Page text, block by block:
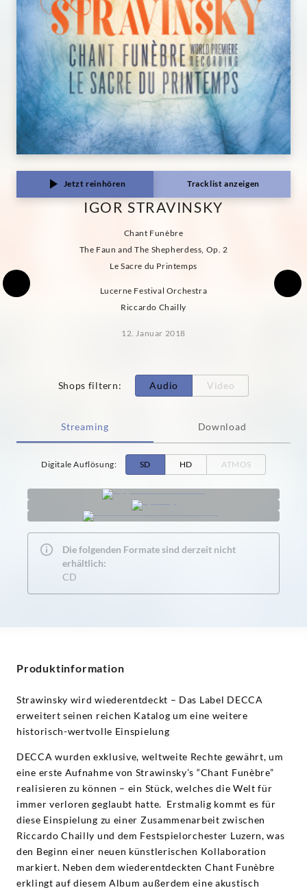
Jetzt reinhören Tracklist anzeigen
IGOR STRAVINSKY
Chant Funèbre
The Faun and The Shepherdess, Op. 2
Le Sacre du Printemps
Lucerne Festival Orchestra
Riccardo Chailly
12. Januar 2018
Shops filtern: Audio Video
Streaming Download
Digitale Auflösung: SD HD ATMOS
Die folgenden Formate sind derzeit nicht
erhältlich:
CD
Produktinformation
Strawinsky wird wiederentdeckt – Das Label DECCA
erweitert seinen reichen Katalog um eine weitere
historisch-wertvolle Einspielung
DECCA wurden exklusive, weltweite Rechte gewährt, um
eine erste Aufnahme von Strawinsky’s “Chant Funèbre”
realisieren zu können – ein Stück, welches die Welt für
immer verloren geglaubt hatte. Erstmalig kommt es für
diese Einspielung zu einer Zusammenarbeit zwischen
Riccardo Chailly und dem Festspielorchester Luzern, was
den Beginn einer neuen künstlerischen Kollaboration
markiert. Neben dem wiederentdeckten Chant Funèbre
erklingt auf diesem Album außerdem eine akustisch